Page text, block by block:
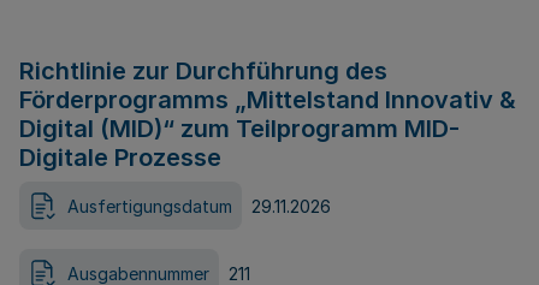
Richtlinie zur Durchführung des
Förderprogramms „Mittelstand Innovativ &
Digital (MID)“ zum Teilprogramm MID-
Digitale Prozesse
Ausfertigungsdatum 29.11.2026
Ausgabennummer 211